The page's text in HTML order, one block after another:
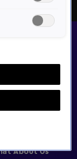
About Us